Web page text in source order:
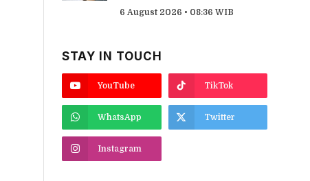
6 August 2026 • 08:36 WIB
STAY IN TOUCH
YouTube TikTok
WhatsApp Twitter
Instagram